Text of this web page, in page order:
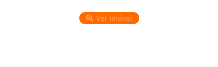
Ver Imóvel